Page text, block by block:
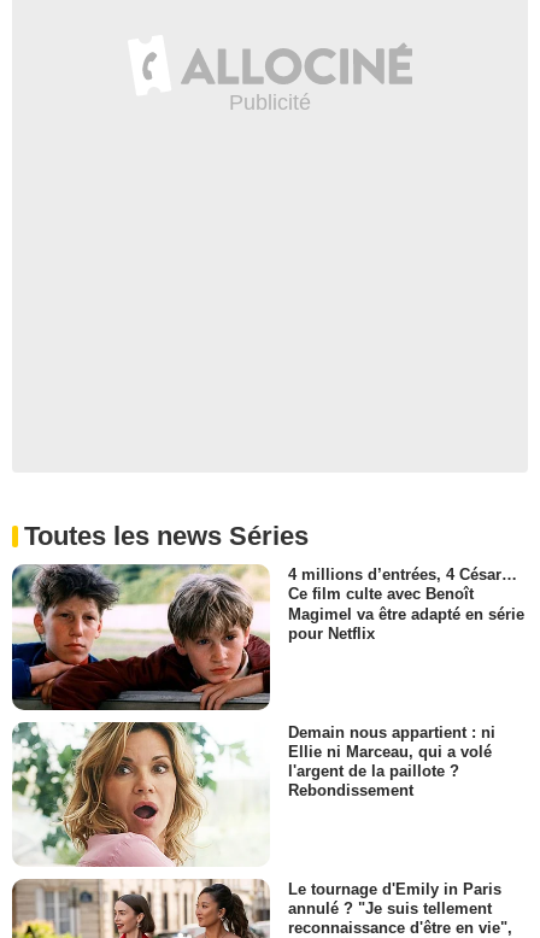
Toutes les news Séries
4 millions d’entrées, 4 César…
Ce film culte avec Benoît
Magimel va être adapté en série
pour Netflix
Demain nous appartient : ni
Ellie ni Marceau, qui a volé
l'argent de la paillote ?
Rebondissement
Le tournage d'Emily in Paris
annulé ? "Je suis tellement
reconnaissance d'être en vie",